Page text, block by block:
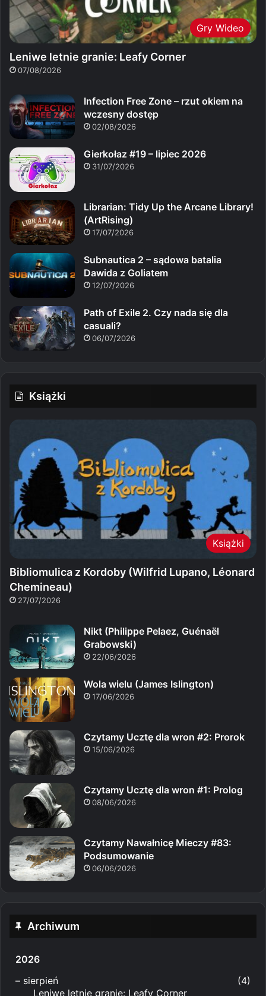
Gry Wideo
Leniwe letnie granie: Leafy Corner
07/08/2026
Infection Free Zone – rzut okiem na
wczesny dostęp
02/08/2026
Gierkołaz #19 – lipiec 2026
31/07/2026
Librarian: Tidy Up the Arcane Library!
(ArtRising)
17/07/2026
Subnautica 2 – sądowa batalia
Dawida z Goliatem
12/07/2026
Path of Exile 2. Czy nada się dla
casuali?
06/07/2026
Książki
Książki
Bibliomulica z Kordoby (Wilfrid Lupano, Léonard
Chemineau)
27/07/2026
Nikt (Philippe Pelaez, Guénaël
Grabowski)
22/06/2026
Wola wielu (James Islington)
17/06/2026
Czytamy Ucztę dla wron #2: Prorok
15/06/2026
Czytamy Ucztę dla wron #1: Prolog
08/06/2026
Czytamy Nawałnicę Mieczy #83:
Podsumowanie
06/06/2026
Archiwum
2026
– sierpień
(4)
Leniwe letnie granie: Leafy Corner